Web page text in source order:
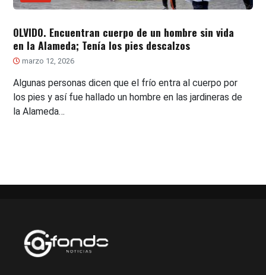
OLVIDO. Encuentran cuerpo de un hombre sin vida
en la Alameda; Tenía los pies descalzos
marzo 12, 2026
Algunas personas dicen que el frío entra al cuerpo por
los pies y así fue hallado un hombre en las jardineras de
la Alameda…